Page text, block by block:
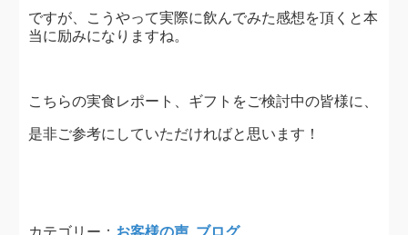
ですが、こうやって実際に飲んでみた感想を頂くと本
当に励みになりますね。
こちらの実食レポート、ギフトをご検討中の皆様に、
是非ご参考にしていただければと思います！
カテゴリー： お客様の声 ブログ